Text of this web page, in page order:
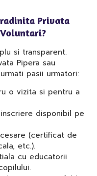
Privata
si transparent.
Pipera sau
pasii urmatori:
o vizita si pentru a
disponibil pe
(certificat de
etc.).
cu educatorii